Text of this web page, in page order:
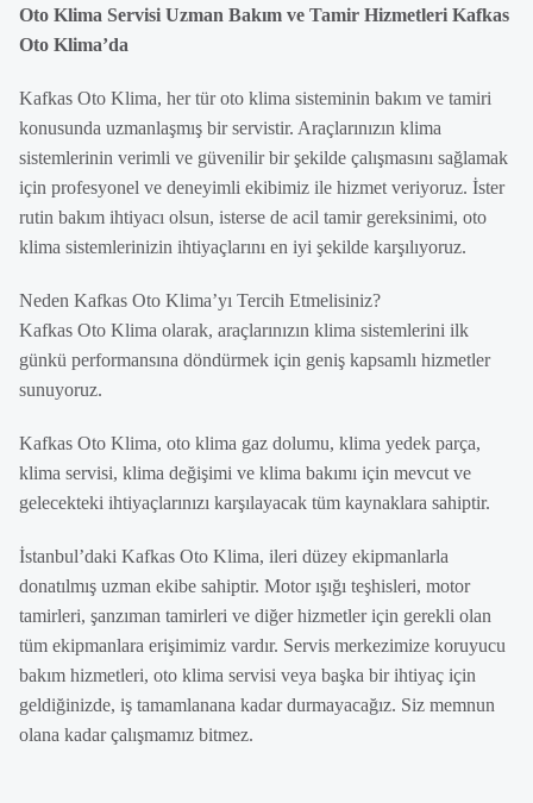
Oto Klima Servisi Uzman Bakım ve Tamir Hizmetleri Kafkas
Oto Klima’da
Kafkas Oto Klima, her tür oto klima sisteminin bakım ve tamiri
konusunda uzmanlaşmış bir servistir. Araçlarınızın klima
sistemlerinin verimli ve güvenilir bir şekilde çalışmasını sağlamak
için profesyonel ve deneyimli ekibimiz ile hizmet veriyoruz. İster
rutin bakım ihtiyacı olsun, isterse de acil tamir gereksinimi, oto
klima sistemlerinizin ihtiyaçlarını en iyi şekilde karşılıyoruz.
Neden Kafkas Oto Klima’yı Tercih Etmelisiniz?
Kafkas Oto Klima olarak, araçlarınızın klima sistemlerini ilk
günkü performansına döndürmek için geniş kapsamlı hizmetler
sunuyoruz.
Kafkas Oto Klima, oto klima gaz dolumu, klima yedek parça,
klima servisi, klima değişimi ve klima bakımı için mevcut ve
gelecekteki ihtiyaçlarınızı karşılayacak tüm kaynaklara sahiptir.
İstanbul’daki Kafkas Oto Klima, ileri düzey ekipmanlarla
donatılmış uzman ekibe sahiptir. Motor ışığı teşhisleri, motor
tamirleri, şanzıman tamirleri ve diğer hizmetler için gerekli olan
tüm ekipmanlara erişimimiz vardır. Servis merkezimize koruyucu
bakım hizmetleri, oto klima servisi veya başka bir ihtiyaç için
geldiğinizde, iş tamamlanana kadar durmayacağız. Siz memnun
olana kadar çalışmamız bitmez.